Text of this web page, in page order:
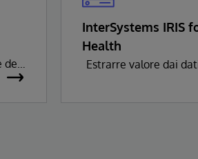
dei
InterSystems IRIS
Health
Estrarre valore dai